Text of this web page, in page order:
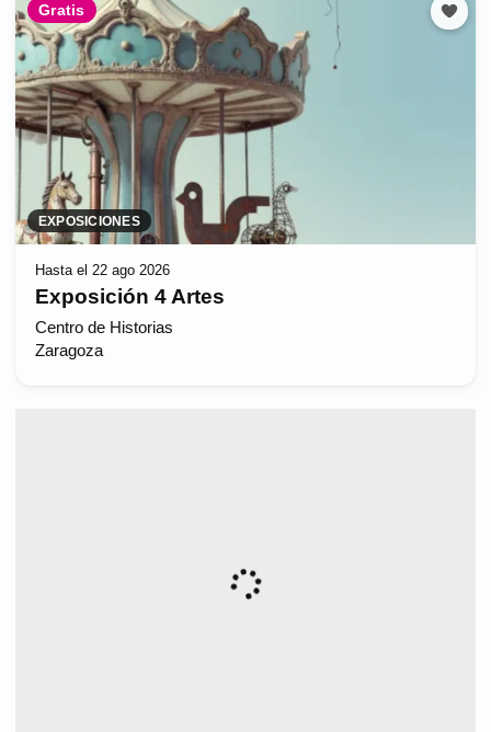
Gratis
EXPOSICIONES
Hasta el 22 ago 2026
Exposición 4 Artes
Centro de Historias
Zaragoza